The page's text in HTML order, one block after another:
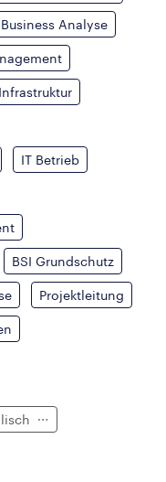
Business Analyse
IT Betrieb
BSI Grundschutz
Projektleitung